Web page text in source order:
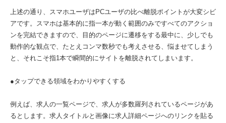
上述の通り、スマホユーザはPCユーザの比べ離脱ポイントが大変シビ
アです。スマホは基本的に指一本が動く範囲のみですべてのアクショ
ンを完結できますので、目的のページに遷移をする最中に、少しでも
動作的な観点で、たとえコンマ数秒でも考えさせる、悩ませてしまう
と、それこそ指1本で瞬間的にサイトを離脱されてしまいます。
●タップできる領域をわかりやすくする
例えば、求人の一覧ページで、求人が多数羅列されているページがあ
るとします。求人タイトルと画像に求人詳細ページへのリンクを貼る